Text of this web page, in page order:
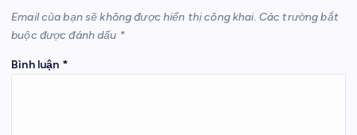
Email của bạn sẽ không được hiển thị công khai. Các trường bắt
buộc được đánh dấu *
Bình luận *